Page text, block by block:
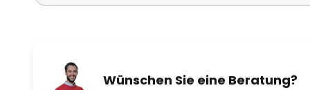
Wünschen Sie eine Beratung?